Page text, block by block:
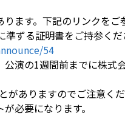
ます。下記のリンクをご
準ずる証明書をご持参く
54
演の1週間前までに株式
ありますのでご注意くだ
必要になります。